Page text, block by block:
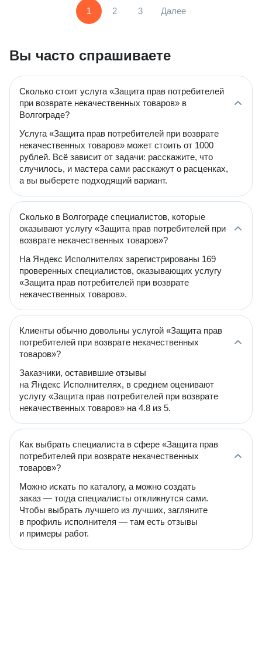
1 2 3 Далее
Вы часто спрашиваете
Сколько стоит услуга «Защита прав потребителей
при возврате некачественных товаров» в
Волгограде?
Услуга «Защита прав потребителей при возврате
некачественных товаров» может стоить от 1000
рублей. Всё зависит от задачи: расскажите, что
случилось, и мастера сами расскажут о расценках,
а вы выберете подходящий вариант.
Сколько в Волгограде специалистов, которые
оказывают услугу «Защита прав потребителей при
возврате некачественных товаров»?
На Яндекс Исполнителях зарегистрированы 169
проверенных специалистов, оказывающих услугу
«Защита прав потребителей при возврате
некачественных товаров».
Клиенты обычно довольны услугой «Защита прав
потребителей при возврате некачественных
товаров»?
Заказчики, оставившие отзывы
на Яндекс Исполнителях, в среднем оценивают
услугу «Защита прав потребителей при возврате
некачественных товаров» на 4.8 из 5.
Как выбрать специалиста в сфере «Защита прав
потребителей при возврате некачественных
товаров»?
Можно искать по каталогу, а можно создать
заказ — тогда специалисты откликнутся сами.
Чтобы выбрать лучшего из лучших, загляните
в профиль исполнителя — там есть отзывы
и примеры работ.